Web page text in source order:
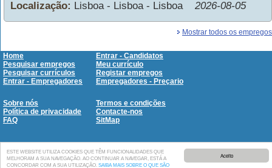
Aceito
ESTE WEBSITE UTILIZA COOKIES QUE TÊM FUNCIONALIDADES QUE
MELHORAM A SUA NAVEGAÇÃO. AO CONTINUAR A NAVEGAR, ESTÁ A
CONCORDAR COM A SUA UTILIZAÇÃO. SAIBA MAIS SOBRE O QUE SÃO
Localização: Lisboa - Lisboa - Lisboa 2026-08-05
Mostrar todos os empregos
Home
Entrar - Candidatos
Pesquisar empregos
Meu currículo
Pesquisar currículos
Registar empregos
Entrar - Empregadores
Empregadores - Preçario
Sobre nós
Termos e condições
Política de privacidade
Contacte-nos
FAQ
SitMap